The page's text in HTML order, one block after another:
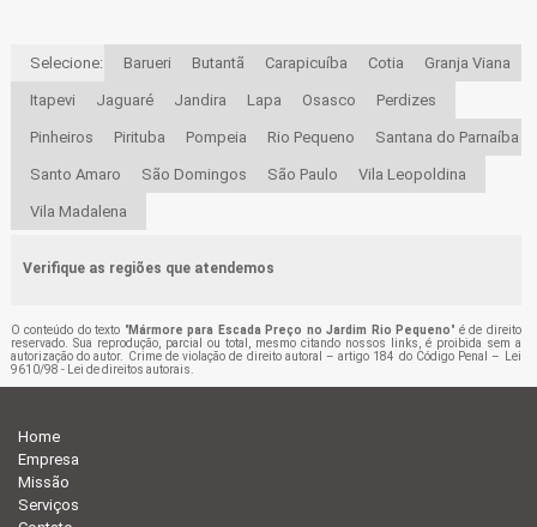
Selecione: Barueri Butantã Carapicuíba Cotia Granja Viana
Itapevi Jaguaré Jandira Lapa Osasco Perdizes
Pinheiros Pirituba Pompeia Rio Pequeno Santana do Parnaíba
Santo Amaro São Domingos São Paulo Vila Leopoldina
Vila Madalena
Verifique as regiões que atendemos
O conteúdo do texto "Mármore para Escada Preço no Jardim Rio Pequeno" é de direito
reservado. Sua reprodução, parcial ou total, mesmo citando nossos links, é proibida sem a
autorização do autor. Crime de violação de direito autoral – artigo 184 do Código Penal –
Lei
9610/98 - Lei de direitos autorais.
Home
Empresa
Missão
Serviços